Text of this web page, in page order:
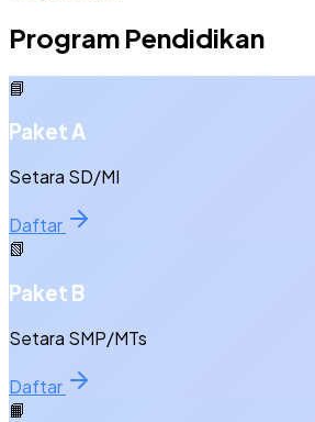
Program Pendidikan
📘
Paket A
Setara SD/MI
Daftar
📗
Paket B
Setara SMP/MTs
Daftar
📙